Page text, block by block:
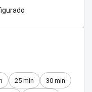
25 min 30 min